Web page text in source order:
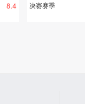
8.4 决赛赛季